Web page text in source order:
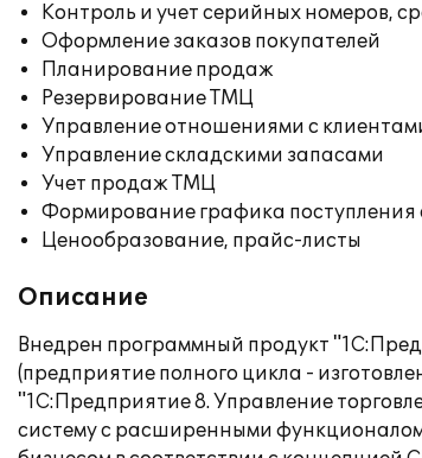
Контроль и учет серийных номеров,
Оформление заказов покупателей
Планирование продаж
Резервирование ТМЦ
Управление отношениями с
Управление складскими запасами
Учет продаж ТМЦ
Формирование графика поступления
Ценообразование, прайс-листы
Описание
Внедрен программный продукт
(предприятие полного цикла -
"1С:Предприятие 8. Управление
систему с расширенными